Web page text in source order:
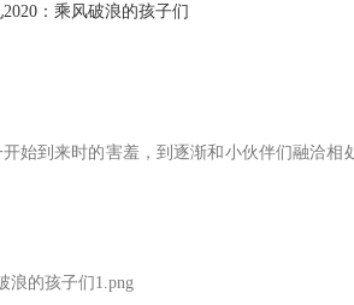
2020：乘风破浪的孩子们
始到来时的害羞，到逐渐和小伙伴们融洽相